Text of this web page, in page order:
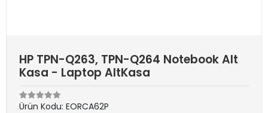
HP TPN-Q263, TPN-Q264 Notebook Alt
Kasa - Laptop AltKasa
Ürün Kodu: EORCA62P